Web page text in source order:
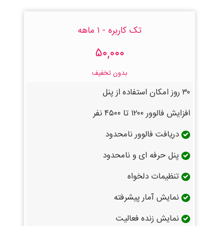
تک کاربره - ۱ ماهه
۵۰,۰۰۰
بدون تخفیف
۳۰ روز امکان استفاده از پنل
افزایش فالوور ۱۲۰۰ تا ۴۵۰۰ نفر
دریافت فالوور نامحدود
پنل حرفه ای و نامحدود
تنظیمات دلخواه
نمایش آمار پیشرفته
نمایش زنده فعالیت